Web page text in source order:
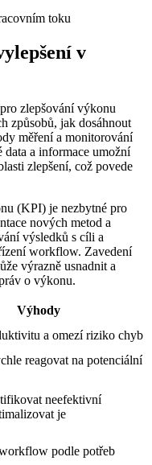
v
zlepšování výkonu
způsobů, jak dosáhnout
měření a monitorování
a informace umožní
zlepšení, což povede
(KPI) je nezbytné pro
nových metod a
výsledků s cíli a
workflow. Zavedení
výrazně usnadnit a
o výkonu.
Výhody
a omezí riziko chyb
reagovat na potenciální
neefektivní
je